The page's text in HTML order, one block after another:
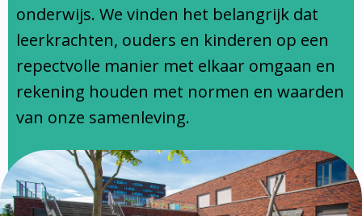
onderwijs. We vinden het belangrijk dat
leerkrachten, ouders en kinderen op een
repectvolle manier met elkaar omgaan en
rekening houden met normen en waarden
van onze samenleving.